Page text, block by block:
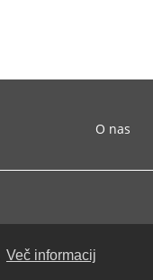
Več informacij
O nas